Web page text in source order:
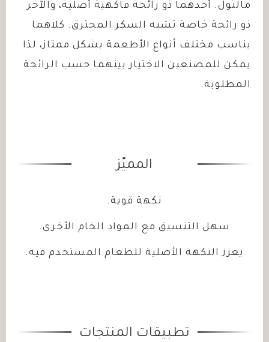
مالتول. أحدهما ذو رائحة فاكهية أصلية، والآخر
ذو رائحة خاصة تشبه السكر المحترق. كلاهما
يناسب مختلف أنواع الأطعمة بشكل ممتاز، لذا
يمكن للمصنعين الاختيار بينهما حسب الرائحة
المطلوبة.
المميّز
نكهة قوية.
سهل التنسيق مع المواد الخام الأخرى.
يعزز النكهة الأصلية للطعام المستخدم فيه.
تطبيقات المنتجات